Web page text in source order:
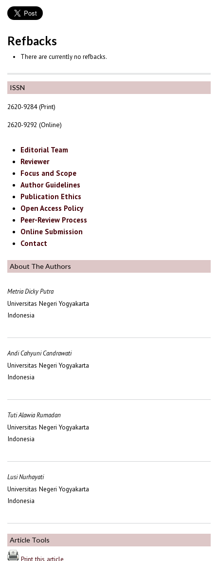
ISSN
2620-9284 (Print)
2620-9292 (Online)
Editorial Team
Reviewer
Focus and Scope
Author Guidelines
Publication Ethics
Open Access Policy
Peer-Review Process
Online Submission
Contact
About The Authors
Metria Dicky Putra
Universitas Negeri Yogyakarta
Indonesia
Andi Cahyuni Candrawati
Universitas Negeri Yogyakarta
Indonesia
Tuti Alawia Rumadan
Universitas Negeri Yogyakarta
Indonesia
Lusi Nurhayati
Universitas Negeri Yogyakarta
Indonesia
Article Tools
Refbacks
There are currently no refbacks.